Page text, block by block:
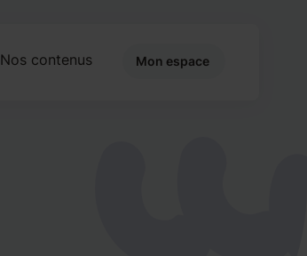
Nos contenus Mon espace